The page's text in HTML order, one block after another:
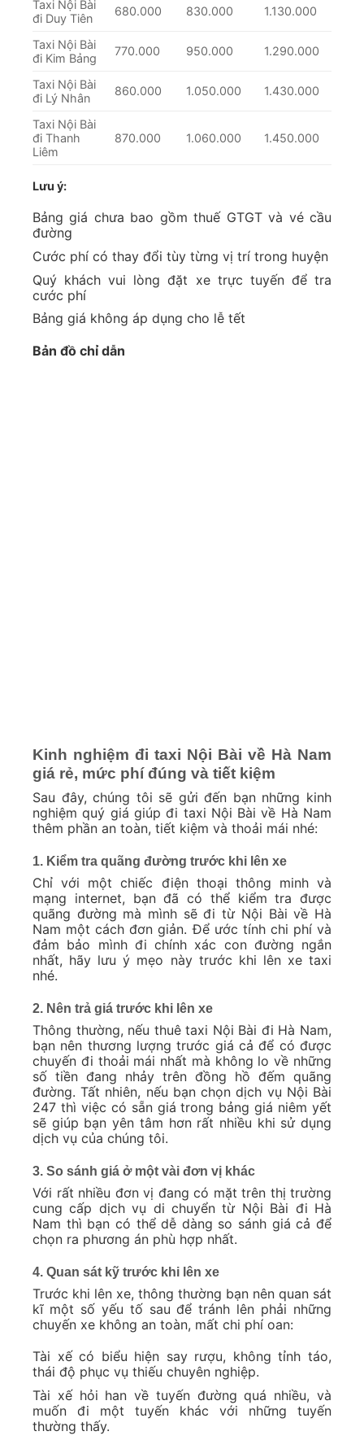
Taxi Nội Bài
đi Duy Tiên
680.000 830.000 1.130.000
Taxi Nội Bài
đi Kim Bảng
770.000 950.000 1.290.000
Taxi Nội Bài
đi Lý Nhân
860.000 1.050.000 1.430.000
Taxi Nội Bài
đi Thanh
Liêm
870.000 1.060.000 1.450.000
Lưu ý:
Bảng giá chưa bao gồm thuế GTGT và vé cầu
đường
Cước phí có thay đổi tùy từng vị trí trong huyện
Quý khách vui lòng đặt xe trực tuyến để tra
cước phí
Bảng giá không áp dụng cho lễ tết
Bản đồ chỉ dẫn
Kinh nghiệm đi taxi Nội Bài về Hà Nam
giá rẻ, mức phí đúng và tiết kiệm
Sau đây, chúng tôi sẽ gửi đến bạn những kinh
nghiệm quý giá giúp đi taxi Nội Bài về Hà Nam
thêm phần an toàn, tiết kiệm và thoải mái nhé:
1. Kiểm tra quãng đường trước khi lên xe
Chỉ với một chiếc điện thoại thông minh và
mạng internet, bạn đã có thể kiểm tra được
quãng đường mà mình sẽ đi từ Nội Bài về Hà
Nam một cách đơn giản. Để ước tính chi phí và
đảm bảo mình đi chính xác con đường ngắn
nhất, hãy lưu ý mẹo này trước khi lên xe taxi
nhé.
2. Nên trả giá trước khi lên xe
Thông thường, nếu thuê taxi Nội Bài đi Hà Nam,
bạn nên thương lượng trước giá cả để có được
chuyến đi thoải mái nhất mà không lo về những
số tiền đang nhảy trên đồng hồ đếm quãng
đường. Tất nhiên, nếu bạn chọn dịch vụ Nội Bài
247 thì việc có sẵn giá trong bảng giá niêm yết
sẽ giúp bạn yên tâm hơn rất nhiều khi sử dụng
dịch vụ của chúng tôi.
3. So sánh giá ở một vài đơn vị khác
Với rất nhiều đơn vị đang có mặt trên thị trường
cung cấp dịch vụ di chuyển từ Nội Bài đi Hà
Nam thì bạn có thể dễ dàng so sánh giá cả để
chọn ra phương án phù hợp nhất.
4. Quan sát kỹ trước khi lên xe
Trước khi lên xe, thông thường bạn nên quan sát
kĩ một số yếu tố sau để tránh lên phải những
chuyến xe không an toàn, mất chi phí oan:
Tài xế có biểu hiện say rượu, không tỉnh táo,
thái độ phục vụ thiếu chuyên nghiệp.
Tài xế hỏi han về tuyến đường quá nhiều, và
muốn đi một tuyến khác với những tuyến
thường thấy.